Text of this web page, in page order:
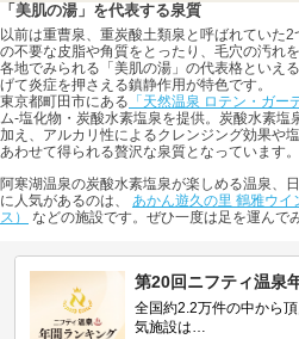
「美肌の湯」を代表する泉質
以前は重曹泉、重炭酸土類泉と呼ばれていた
の不要な皮脂や角質をとったり、毛穴の汚れ
各地でみられる「美肌の湯」の代表格といえ
げて炎症を押さえる鎮静作用が特色です。
東京都町田市にある 「天然温泉 ロテン・ガー
ム-塩化物・炭酸水素塩泉を提供。炭酸水素塩
加え、アルカリ性によるクレンジング効果や
あわせて得られる贅沢な泉質となっています。
阿寒湖温泉の炭酸水素塩泉が楽しめる温泉、
に人気があるのは、 あかん遊久の里 鶴雅ウ
ス）
などの施設です。ぜひ一度は足を運んで
第20回ニフティ温泉
全国約2.2万件の中から
気施設は…